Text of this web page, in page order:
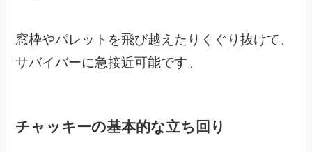
窓枠やパレットを飛び越えたりくぐり抜けて、
サバイバーに急接近可能です。
チャッキーの基本的な立ち回り